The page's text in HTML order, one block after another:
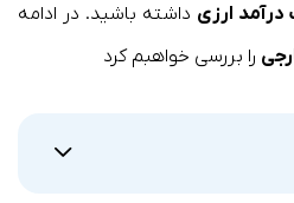
ارزی داشته باشید. در ادامه
را بررسی خواهبم کرد